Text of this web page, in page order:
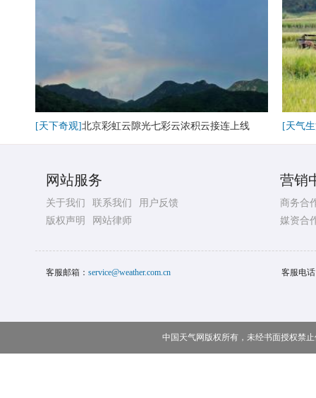
[天下奇观]北京彩虹云隙光七彩云浓积云接连上线 [天气
网站服务
关于我们 联系我们
用户反馈
版权声明
网站律师
营销
商务合
媒资合
客服邮箱： service@weather.com.cn 客服电
中国天气网版权所有，未经书面授权